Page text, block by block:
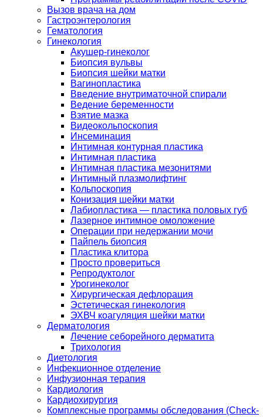
Вызов врача на дом
Гастроэнтерология
Гематология
Гинекология
Акушер-гинеколог
Биопсия вульвы
Биопсия шейки матки
Вагинопластика
Введение внутриматочной спирали
Ведение беременности
Взятие мазка
Видеокольпоскопия
Инсеминация
Интимная контурная пластика
Интимная пластика
Интимная пластика мезонитями
Интимный плазмолифтинг
Кольпоскопия
Конизация шейки матки
Лабиопластика — пластика половых губ
Лазерное интимное омоложение
Операции при недержании мочи
Пайпель биопсия
Пластика клитора
Просто провериться
Репродуктолог
Урогинеколог
Хирургическая дефлорация
Эстетическая гинекология
ЭХВЧ коагуляция шейки матки
Дерматология
Лечение себорейного дерматита
Трихология
Диетология
Инфекционное отделение
Инфузионная терапия
Кардиология
Кардиохирургия
Комплексные программы обследования (Check-